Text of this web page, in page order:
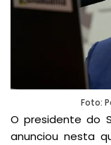
Foto:
O presidente do
anunciou nesta